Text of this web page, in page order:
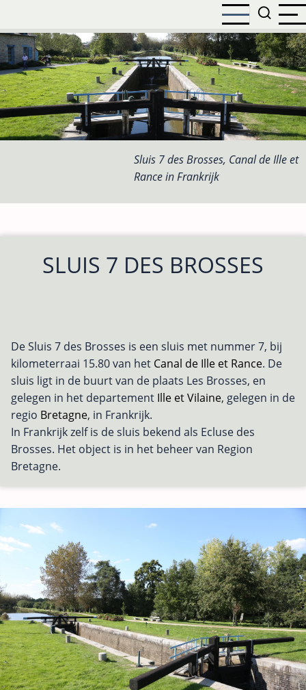
naar
de
inhoud
gaan
Sluis 7 des Brosses, Canal de Ille et
Rance in Frankrijk
SLUIS 7 DES BROSSES
De Sluis 7 des Brosses is een sluis met nummer 7, bij
kilometerraai 15.80 van het Canal de Ille et Rance. De
sluis ligt in de buurt van de plaats Les Brosses, en
gelegen in het departement Ille et Vilaine, gelegen in de
regio Bretagne, in Frankrijk.
In Frankrijk zelf is de sluis bekend als Ecluse des
Brosses. Het object is in het beheer van Region
Bretagne.